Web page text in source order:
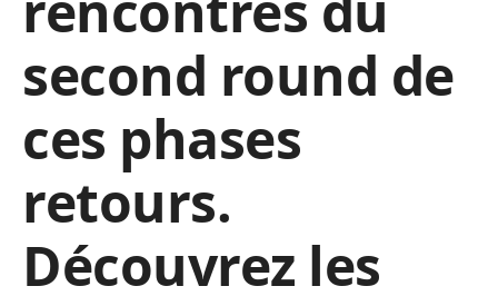
second round de
ces phases
retours.
Découvrez les